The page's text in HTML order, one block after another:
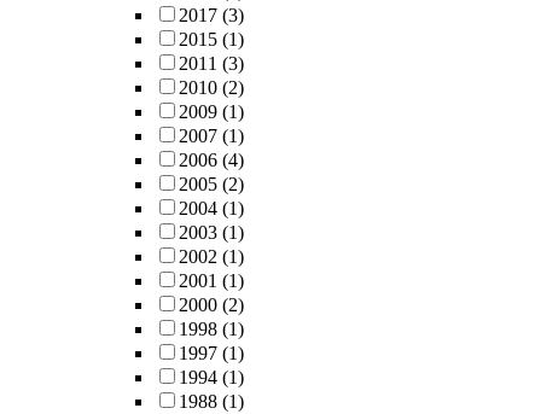
2017 (3)
2015 (1)
2011 (3)
2010 (2)
2009 (1)
2007 (1)
2006 (4)
2005 (2)
2004 (1)
2003 (1)
2002 (1)
2001 (1)
2000 (2)
1998 (1)
1997 (1)
1994 (1)
1988 (1)